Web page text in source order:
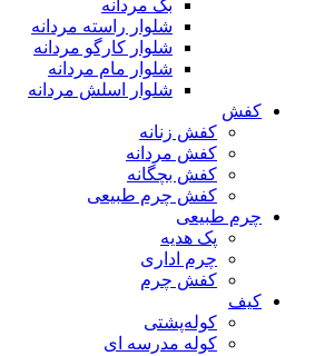
بگ مردانه
شلوار راسته مردانه
شلوار کارگو مردانه
شلوار مام مردانه
شلوار اسلش مردانه
کفش
کفش زنانه
کفش مردانه
کفش بچگانه
کفش چرم طبیعی
چرم طبیعی
پک هدیه
چرم اداری
کفش چرم
کیف
کوله‌پشتی
کوله مدرسه ای